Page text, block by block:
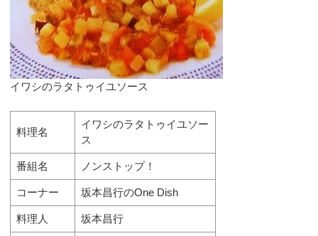
イワシのラタトゥイユソース
料理名
イワシのラタトゥイユソー
ス
番組名 ノンストップ！
コーナー 坂本昌行のOne Dish
料理人 坂本昌行